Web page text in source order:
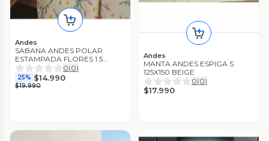
Andes
SABANA ANDES POLAR
ESTAMPADA FLORES 1.5
PLAZA
0(0)
25% $14.990
$19.990
Andes
MANTA ANDES ESPIGA S
125X150 BEIGE
0(0)
$17.990